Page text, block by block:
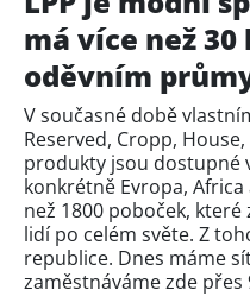
má více než
oděvním
V současné době
Reserved, Cropp,
produkty jsou dostupné
konkrétně Evropa,
než 1800 poboček, které
lidí po celém světe. Z
republice. Dnes máme
zaměstnáváme zde